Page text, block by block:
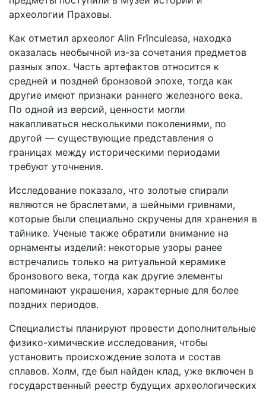
археологии Праховы.
Как отметил археолог Alin Frînculeasa, находка
оказалась необычной из-за сочетания предметов
разных эпох. Часть артефактов относится к
средней и поздней бронзовой эпохе, тогда как
другие имеют признаки раннего железного века.
По одной из версий, ценности могли
накапливаться несколькими поколениями, по
другой — существующие представления о
границах между историческими периодами
требуют уточнения.
Исследование показало, что золотые спирали
являются не браслетами, а шейными гривнами,
которые были специально скручены для хранения в
тайнике. Ученые также обратили внимание на
орнаменты изделий: некоторые узоры ранее
встречались только на ритуальной керамике
бронзового века, тогда как другие элементы
напоминают украшения, характерные для более
поздних периодов.
Специалисты планируют провести дополнительные
физико-химические исследования, чтобы
установить происхождение золота и состав
сплавов. Холм, где был найден клад, уже включен в
государственный реестр будущих археологических